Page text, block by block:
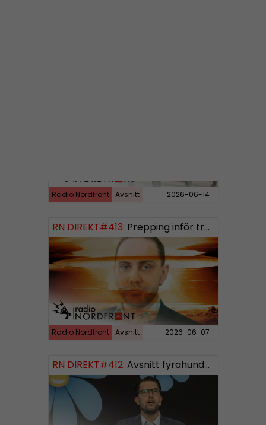
Radio Nordfront Avsnitt 2026-06-14
RN DIREKT#413: Prepping inför tredje världskriget
Radio Nordfront Avsnitt 2026-06-07
RN DIREKT#412: Avsnitt fyrahundratolv SWISH: 0700738064